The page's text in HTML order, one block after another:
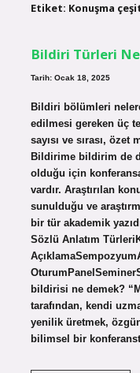
Etiket: Konuşma
Bildiri Türleri
Tarih: Ocak 18, 2025
Bildiri bölümleri
edilmesi gereken üç
sayısı ve sırası,
Bildirime bildirim de
olduğu için
vardır. Araştırılan
sunulduğu ve
bir tür akademik
Sözlü Anlatım
bildirisi ne demek?
tarafından, kendi
yenilik üretmek,
bilimsel bir